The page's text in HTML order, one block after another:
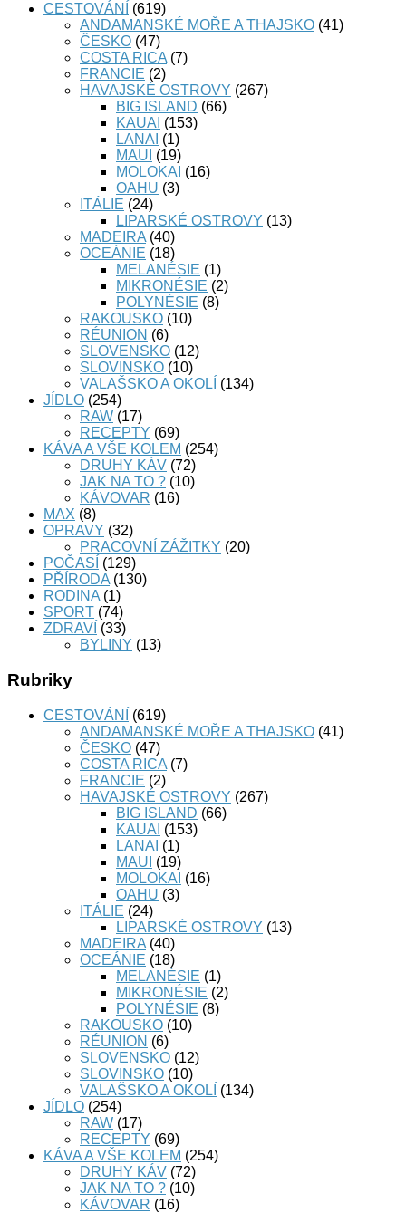
CESTOVÁNÍ
(619)
ANDAMANSKÉ MOŘE A THAJSKO (41)
ČESKO (47)
COSTA RICA (7)
FRANCIE (2)
HAVAJSKÉ OSTROVY (267)
BIG ISLAND (66)
KAUAI (153)
LANAI (1)
MAUI (19)
MOLOKAI (16)
OAHU (3)
ITÁLIE (24)
LIPARSKÉ OSTROVY (13)
MADEIRA (40)
OCEÁNIE (18)
MELANÉSIE (1)
MIKRONÉSIE (2)
POLYNÉSIE (8)
RAKOUSKO (10)
RÉUNION (6)
SLOVENSKO (12)
SLOVINSKO (10)
VALAŠSKO A OKOLÍ (134)
JÍDLO (254)
RAW (17)
RECEPTY (69)
KÁVA A VŠE KOLEM (254)
DRUHY KÁV (72)
JAK NA TO ? (10)
KÁVOVAR (16)
MAX (8)
OPRAVY (32)
PRACOVNÍ ZÁŽITKY (20)
POČASÍ (129)
PŘÍRODA (130)
RODINA (1)
SPORT (74)
ZDRAVÍ (33)
BYLINY (13)
Rubriky
CESTOVÁNÍ
(619)
ANDAMANSKÉ MOŘE A THAJSKO (41)
ČESKO (47)
COSTA RICA (7)
FRANCIE (2)
HAVAJSKÉ OSTROVY (267)
BIG ISLAND (66)
KAUAI (153)
LANAI (1)
MAUI (19)
MOLOKAI (16)
OAHU (3)
ITÁLIE (24)
LIPARSKÉ OSTROVY (13)
MADEIRA (40)
OCEÁNIE (18)
MELANÉSIE (1)
MIKRONÉSIE (2)
POLYNÉSIE (8)
RAKOUSKO (10)
RÉUNION (6)
SLOVENSKO (12)
SLOVINSKO (10)
VALAŠSKO A OKOLÍ (134)
JÍDLO (254)
RAW (17)
RECEPTY (69)
KÁVA A VŠE KOLEM (254)
DRUHY KÁV (72)
JAK NA TO ? (10)
KÁVOVAR (16)